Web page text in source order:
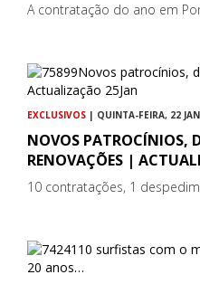
A contratação do ano em
EXCLUSIVOS | QUINTA-FEIRA, 22
NOVOS PATROCÍNIOS,
RENOVAÇÕES |
10 contratações, 1